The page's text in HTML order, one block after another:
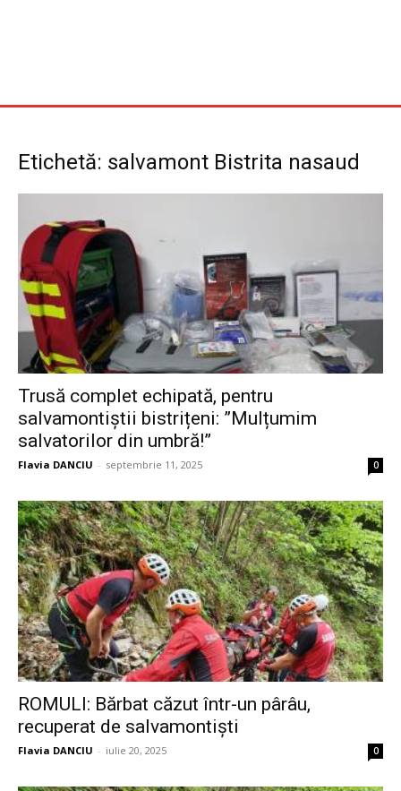
Etichetă: salvamont Bistrita nasaud
Trusă complet echipată, pentru
salvamontiștii bistrițeni: ”Mulțumim
salvatorilor din umbră!”
Flavia DANCIU - septembrie 11, 2025 0
ROMULI: Bărbat căzut într-un pârâu,
recuperat de salvamontiști
Flavia DANCIU - iulie 20, 2025 0